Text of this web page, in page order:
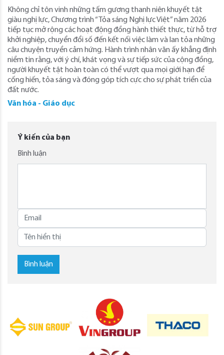
Không chỉ tôn vinh những tấm gương thanh niên khuyết tật
giàu nghị lực, Chương trình “Tỏa sáng Nghị lực Việt” năm 2026
tiếp tục mở rộng các hoạt động đồng hành thiết thực, từ hỗ trợ
khởi nghiệp, chuyển đổi số đến kết nối việc làm và lan tỏa những
câu chuyện truyền cảm hứng. Hành trình nhân văn ấy khẳng định
niềm tin rằng, với ý chí, khát vọng và sự tiếp sức của cộng đồng,
người khuyết tật hoàn toàn có thể vượt qua mọi giới hạn để
cống hiến, tỏa sáng và đóng góp tích cực cho sự phát triển của
đất nước.
Văn hóa - Giáo dục
Ý kiến của bạn
Bình luận
Bình luận